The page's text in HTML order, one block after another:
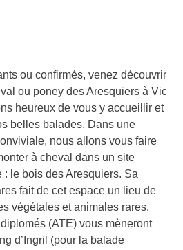
ou confirmés, venez découvrir
ou poney des Aresquiers à Vic
heureux de vous y accueillir et
belles balades. Dans une
nous allons vous faire
à cheval dans un site
le bois des Aresquiers. Sa
fait de cet espace un lieu de
végétales et animales rares.
(ATE) vous mèneront
d’Ingril (pour la balade